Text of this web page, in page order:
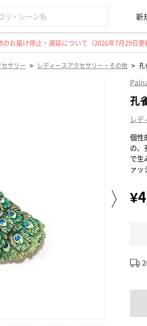
新
お届け停止・遅延について（2026年7月29日更
サリー > レディースアクセサリー・その他 > 孔
孔
レ
個性
の、
で生
ァッ